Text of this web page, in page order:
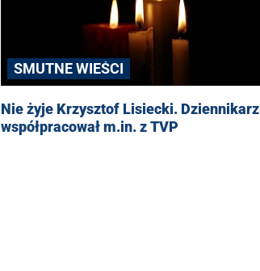
SMUTNE WIEŚCI
Nie żyje Krzysztof Lisiecki. Dziennikarz
współpracował m.in. z TVP